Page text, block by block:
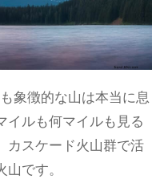
象徴的な山は本当に息
イルも何マイルも見る
カスケード火山群で活
です。